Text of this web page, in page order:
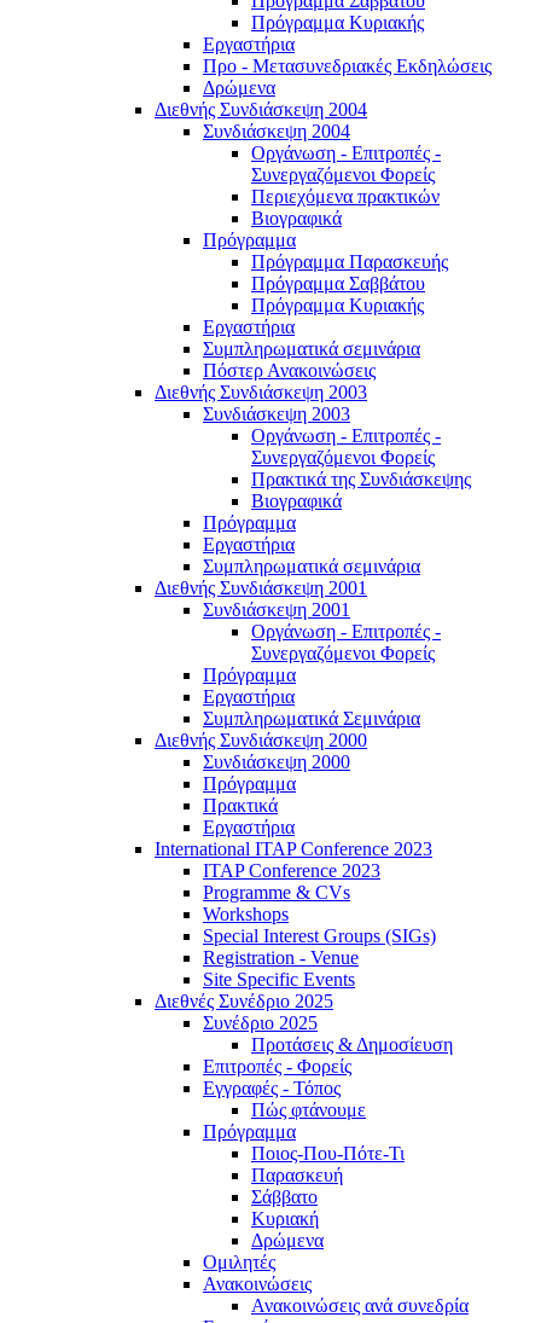
Πρόγραμμα Κυριακής
Εργαστήρια
Προ - Μετασυνεδριακές Εκδηλώσεις
Δρώμενα
Διεθνής Συνδιάσκεψη 2004
Συνδιάσκεψη 2004
Οργάνωση - Επιτροπές -
Συνεργαζόμενοι Φορείς
Περιεχόμενα πρακτικών
Βιογραφικά
Πρόγραμμα
Πρόγραμμα Παρασκευής
Πρόγραμμα Σαββάτου
Πρόγραμμα Κυριακής
Εργαστήρια
Συμπληρωματικά σεμινάρια
Πόστερ Ανακοινώσεις
Διεθνής Συνδιάσκεψη 2003
Συνδιάσκεψη 2003
Οργάνωση - Επιτροπές -
Συνεργαζόμενοι Φορείς
Πρακτικά της Συνδιάσκεψης
Βιογραφικά
Πρόγραμμα
Εργαστήρια
Συμπληρωματικά σεμινάρια
Διεθνής Συνδιάσκεψη 2001
Συνδιάσκεψη 2001
Οργάνωση - Επιτροπές -
Συνεργαζόμενοι Φορείς
Πρόγραμμα
Εργαστήρια
Συμπληρωματικά Σεμινάρια
Διεθνής Συνδιάσκεψη 2000
Συνδιάσκεψη 2000
Πρόγραμμα
Πρακτικά
Εργαστήρια
International ITAP Conference 2023
ITAP Conference 2023
Programme & CVs
Workshops
Special Interest Groups (SIGs)
Registration - Venue
Site Specific Events
Διεθνές Συνέδριο 2025
Συνέδριο 2025
Προτάσεις & Δημοσίευση
Επιτροπές - Φορείς
Εγγραφές - Τόπος
Πώς φτάνουμε
Πρόγραμμα
Ποιος-Που-Πότε-Τι
Παρασκευή
Σάββατο
Κυριακή
Δρώμενα
Ομιλητές
Ανακοινώσεις
Ανακοινώσεις ανά συνεδρία